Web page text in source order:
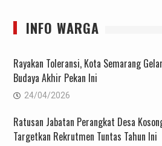
INFO WARGA
Rayakan Toleransi, Kota Semarang
Budaya Akhir Pekan Ini
24/04/2026
Ratusan Jabatan Perangkat Desa
Targetkan Rekrutmen Tuntas Tahun Ini